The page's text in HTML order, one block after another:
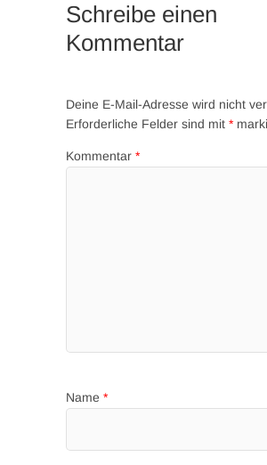
Schreibe einen
Kommentar
Deine E-Mail-Adresse wird nicht
Erforderliche Felder sind mit *
Kommentar *
Name *